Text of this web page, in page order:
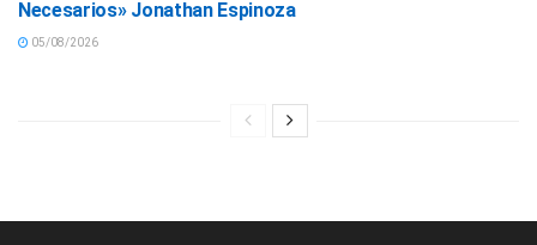
Necesarios» Jonathan Espinoza
05/08/2026